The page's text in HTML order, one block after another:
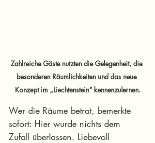
Zahlreiche Gäste nutzten die Gelegenheit, die
besonderen Räumlichkeiten und das neue
Konzept im „Liechtenstein“ kennenzulernen.
Wer die Räume betrat, bemerkte
sofort: Hier wurde nichts dem
Zufall überlassen. Liebevoll